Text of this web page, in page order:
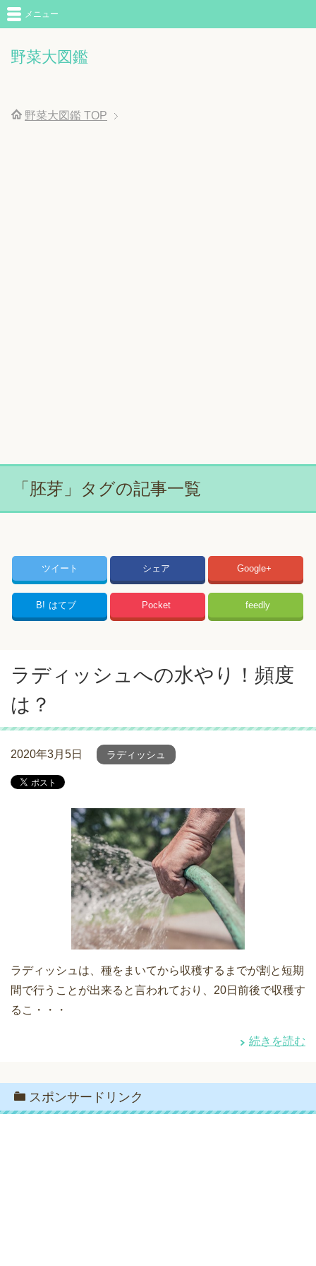
野菜大図鑑
メニュー
野菜大図鑑 TOP
「胚芽」タグの記事一覧
ツイート シェア Google+
B! はてブ Pocket feedly
ラディッシュへの水やり！頻度
は？
2020年3月5日 ラディッシュ
ラディッシュは、種をまいてから収穫するまでが割と短期
間で行うことが出来ると言われており、20日前後で収穫す
るこ・・・
続きを読む
スポンサードリンク